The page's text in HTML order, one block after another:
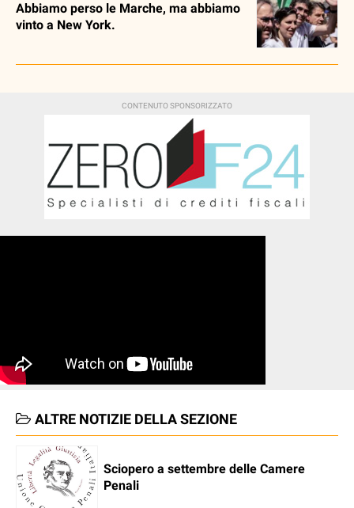
Abbiamo perso le Marche, ma abbiamo
vinto a New York.
ALTRE NOTIZIE DELLA SEZIONE
Sciopero a settembre delle Camere
Penali